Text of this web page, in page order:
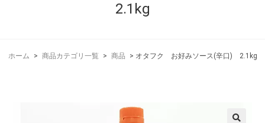
2.1kg
ホーム > 商品カテゴリ一覧 > 商品 > オタフク お好みソース(辛口) 2.1kg